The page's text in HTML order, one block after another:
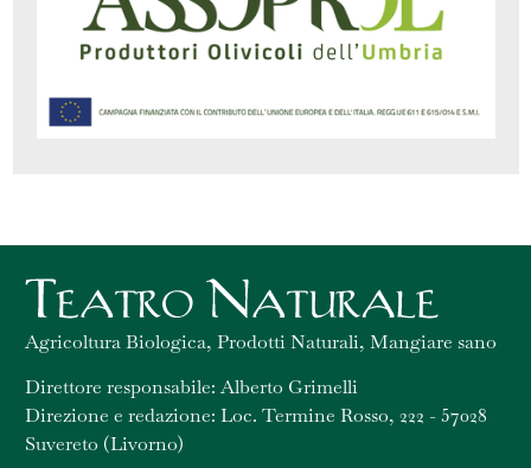
Agricoltura Biologica, Prodotti Naturali, Mangiare sano
Direttore responsabile: Alberto Grimelli
Direzione e redazione: Loc. Termine Rosso, 222 - 57028
Suvereto (Livorno)